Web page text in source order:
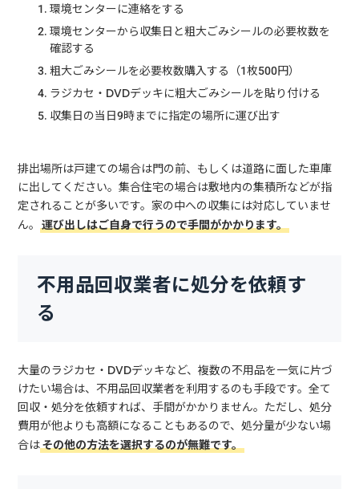
環境センターに連絡をする
環境センターから収集日と粗大ごみシールの必要枚数を
確認する
粗大ごみシールを必要枚数購入する（1枚500円）
ラジカセ・DVDデッキに粗大ごみシールを貼り付ける
収集日の当日9時までに指定の場所に運び出す
排出場所は戸建ての場合は門の前、もしくは道路に面した車庫
に出してください。集合住宅の場合は敷地内の集積所などが指
定されることが多いです。家の中への収集には対応していませ
ん。運び出しはご自身で行うので手間がかかります。
不用品回収業者に処分を依頼す
る
大量のラジカセ・DVDデッキなど、複数の不用品を一気に片づ
けたい場合は、不用品回収業者を利用するのも手段です。全て
回収・処分を依頼すれば、手間がかかりません。ただし、処分
費用が他よりも高額になることもあるので、処分量が少ない場
合はその他の方法を選択するのが無難です。